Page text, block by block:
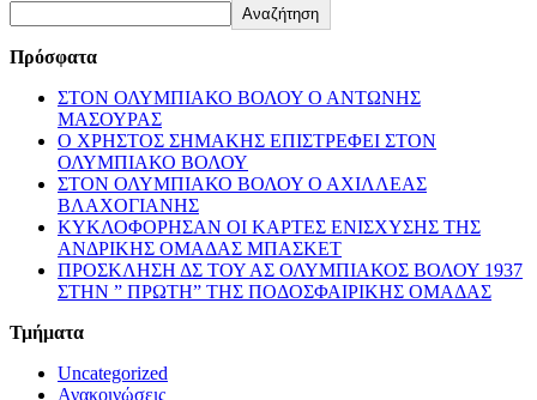
Αναζήτηση
Πρόσφατα
ΣΤΟΝ ΟΛΥΜΠΙΑΚΟ ΒΟΛΟΥ Ο ΑΝΤΩΝΗΣ
ΜΑΣΟΥΡΑΣ
Ο ΧΡΗΣΤΟΣ ΣΗΜΑΚΗΣ ΕΠΙΣΤΡΕΦΕΙ ΣΤΟΝ
ΟΛΥΜΠΙΑΚΟ ΒΟΛΟΥ
ΣΤΟΝ ΟΛΥΜΠΙΑΚΟ ΒΟΛΟΥ Ο ΑΧΙΛΛΕΑΣ
ΒΛΑΧΟΓΙΑΝΗΣ
ΚΥΚΛΟΦΟΡΗΣΑΝ ΟΙ ΚΑΡΤΕΣ ΕΝΙΣΧΥΣΗΣ ΤΗΣ
ΑΝΔΡΙΚΗΣ ΟΜΑΔΑΣ ΜΠΑΣΚΕΤ
ΠΡΟΣΚΛΗΣΗ ΔΣ ΤΟΥ ΑΣ ΟΛΥΜΠΙΑΚΟΣ ΒΟΛΟΥ 1937
ΣΤΗΝ ” ΠΡΩΤΗ” ΤΗΣ ΠΟΔΟΣΦΑΙΡΙΚΗΣ ΟΜΑΔΑΣ
Τμήματα
Uncategorized
Ανακοινώσεις